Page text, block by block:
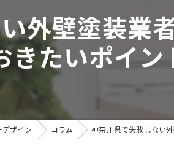
外壁塗装業
きたいポイ
ザイン コラム 神奈川県で失敗しない